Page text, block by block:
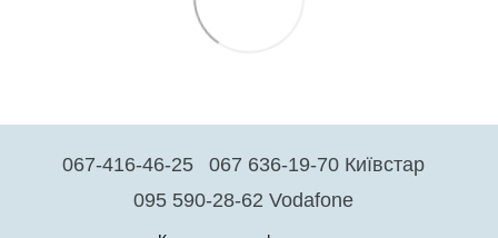
067-416-46-25
067 636-19-70 Київстар
095 590-28-62 Vodafone